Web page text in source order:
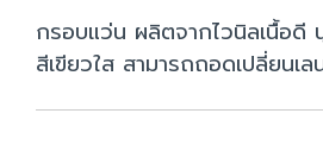
กรอบแว่น ผลิตจากไวนิลเนื้อดี
สีเขียวใส สามารถถอดเปลี่ยนเล